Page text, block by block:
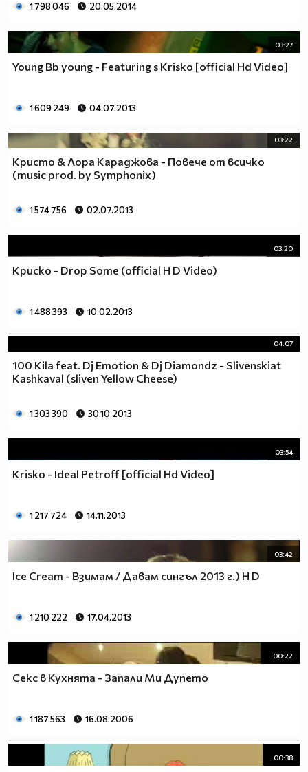
1 798 046 20.05.2014
03:27
Young Bb young - Featuring s Krisko [official Hd Video]
1 609 249 04.07.2013
03:22
Кристо & Лора Караджова - Повече от всичко
(music prod. by Symphonix)
1 574 756 02.07.2013
03:20
Криско - Drop Some (official H D Video)
1 488 393 10.02.2013
04:07
100 Kila feat. Dj Emotion & Dj Diamondz - Slivenskiat
Kashkaval (sliven Yellow Cheese)
1 303 390 30.10.2013
03:54
Krisko - Ideal Petroff [official Hd Video]
1 217 724 14.11.2013
03:42
Ice Cream - Взимам / Давам сингъл 2013 г.) H D
1 210 222 17.04.2013
00:22
Секс в Кухнята - Запали Ми Дупето
1 187 563 16.08.2006
00:38